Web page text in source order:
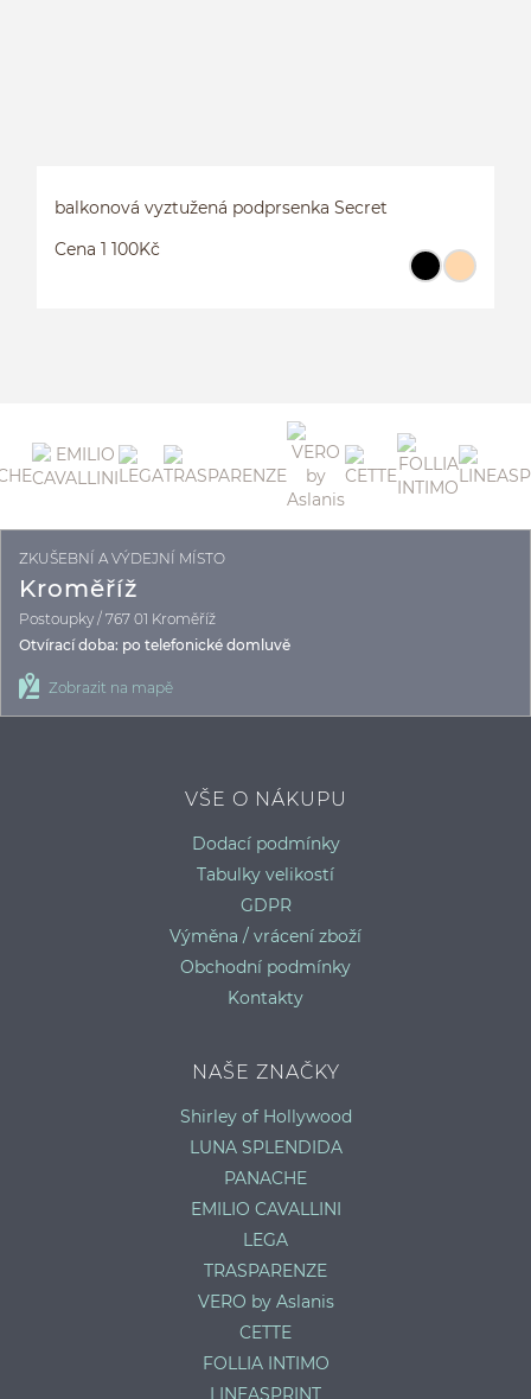
balkonová vyztužená podprsenka Secret
Cena 1 100Kč
ZKUŠEBNÍ A VÝDEJNÍ MÍSTO
Kroměříž
Postoupky / 767 01 Kroměříž
Otvírací doba: po telefonické domluvě
Zobrazit na mapě
VŠE O NÁKUPU
Dodací podmínky
Tabulky velikostí
GDPR
Výměna / vrácení zboží
Obchodní podmínky
Kontakty
NAŠE ZNAČKY
Shirley of Hollywood
LUNA SPLENDIDA
PANACHE
EMILIO CAVALLINI
LEGA
TRASPARENZE
VERO by Aslanis
CETTE
FOLLIA INTIMO
LINEASPRINT